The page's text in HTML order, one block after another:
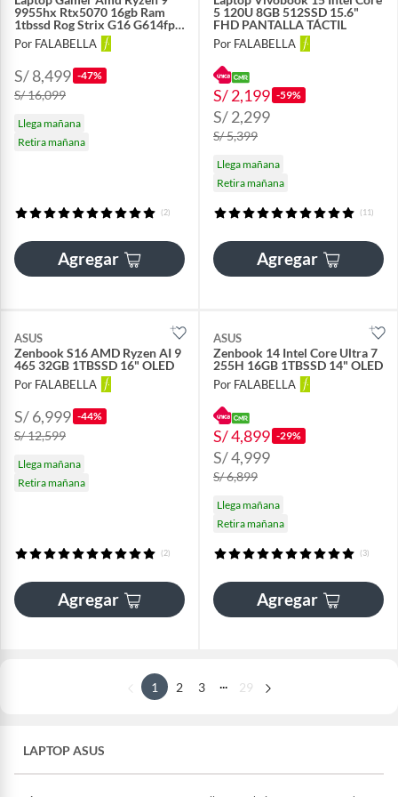
9955hx Rtx5070 16gb Ram
1tbssd Rog Strix G16 G614fp-
rv010w 16" Fhd
Por FALABELLA
S/ 8,499 -47%
S/ 16,099
Llega mañana
Retira mañana
(2)
Agregar
5 120U 8GB 512SSD 15.6"
FHD PANTALLA TÁCTIL
Por FALABELLA
S/ 2,199 -59%
S/ 2,299
S/ 5,399
Llega mañana
Retira mañana
(11)
Agregar
ASUS
Zenbook S16 AMD Ryzen AI 9
465 32GB 1TBSSD 16" OLED
Por FALABELLA
S/ 6,999 -44%
S/ 12,599
Llega mañana
Retira mañana
(2)
Agregar
ASUS
Zenbook 14 Intel Core Ultra 7
255H 16GB 1TBSSD 14" OLED
Por FALABELLA
S/ 4,899 -29%
S/ 4,999
S/ 6,899
Llega mañana
Retira mañana
(3)
Agregar
1 2 3 ... 29
LAPTOP ASUS